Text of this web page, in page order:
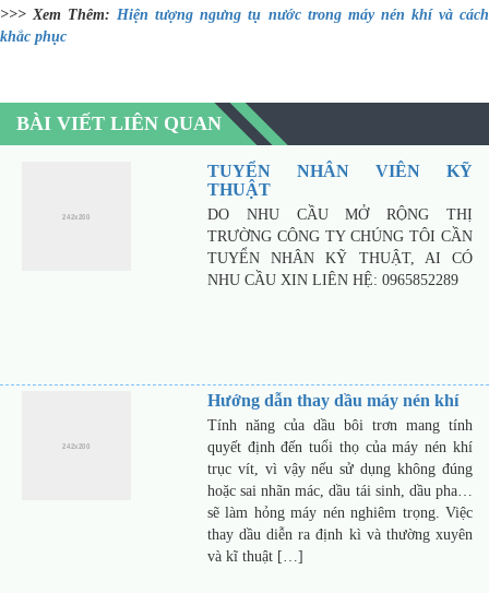
>>> Xem Thêm: Hiện tượng ngưng tụ nước trong máy nén khí và cách
khắc phục
BÀI VIẾT LIÊN QUAN
TUYỂN NHÂN VIÊN KỸ
THUẬT
DO NHU CẦU MỞ RỘNG THỊ
TRƯỜNG CÔNG TY CHÚNG TÔI CẦN
TUYỂN NHÂN KỸ THUẬT, AI CÓ
NHU CẦU XIN LIÊN HỆ: 0965852289
Hướng dẫn thay dầu máy nén khí
Tính năng của dầu bôi trơn mang tính
quyết định đến tuổi thọ của máy nén khí
trục vít, vì vậy nếu sử dụng không đúng
hoặc sai nhãn mác, dầu tái sinh, dầu pha…
sẽ làm hỏng máy nén nghiêm trọng. Việc
thay dầu diễn ra định kì và thường xuyên
và kĩ thuật […]